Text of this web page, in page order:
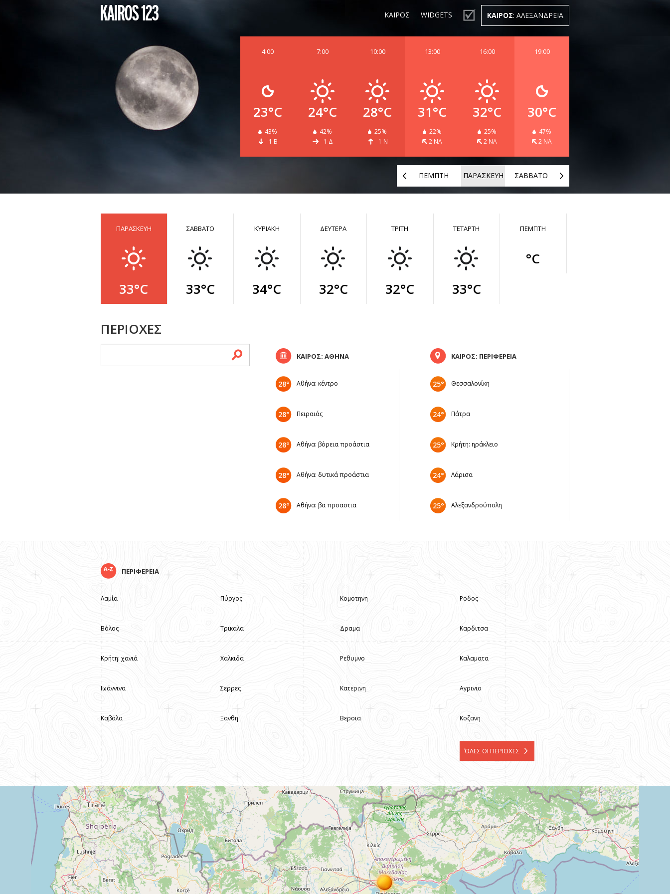
ΚΑΙΡΟΣ WIDGETS ΚΑΙΡΟΣ: ΑΛΕΞΑΝΔΡΕΙΑ
19:00
30°C
47%
2 ΝΑ
16:00
32°C
25%
2 ΝΑ
13:00
31°C
22%
2 ΝΑ
10:00
28°C
25%
1 Ν
7:00
24°C
42%
1 Δ
4:00
23°C
43%
1 Β
ΣΑΒΒΑΤΟ
ΠΑΡΑΣΚΕΥΗ
ΠΕΜΠΤΗ
ΠΑΡΑΣΚΕΥΗ
33°C
ΣΑΒΒΑΤΟ
33°C
ΚΥΡΙΑΚΗ
34°C
ΔΕΥΤΕΡΑ
32°C
ΤΡΙΤΗ
32°C
ΤΕΤΑΡΤΗ
33°C
ΠΕΜΠΤΗ
°C
ΠΕΡΙΟΧΕΣ
ΚΑΙΡΟΣ: ΑΘΗΝΑ
28° Αθήνα: κέντρο
28° Πειραιάς
28° Αθήνα: βόρεια προάστια
28° Αθήνα: δυτικά προάστια
28° Αθήνα: βα προαστια
ΚΑΙΡΟΣ: ΠΕΡΙΦΕΡΕΙΑ
25° Θεσσαλονίκη
24° Πάτρα
25° Κρήτη: ηράκλειο
24° Λάρισα
25° Αλεξανδρούπολη
ΠΕΡΙΦΕΡΕΙΑ
Λαμία
Βόλος
Κρήτη: χανιά
Ιωάννινα
Καβάλα
Πύργος
Τρικαλα
Χαλκιδα
Σερρες
Ξανθη
Κομοτηνη
Δραμα
Ρεθυμνο
Κατερινη
Βεροια
Ροδος
Καρδιτσα
Καλαματα
Αγρινιο
Κοζανη
ΌΛΕΣ ΟΙ ΠΕΡΙΟΧΕΣ